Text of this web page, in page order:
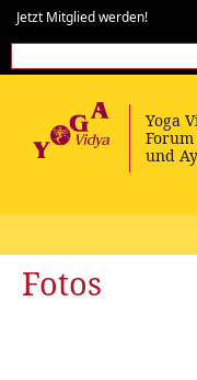
Jetzt Mitglied werden!
Fotos